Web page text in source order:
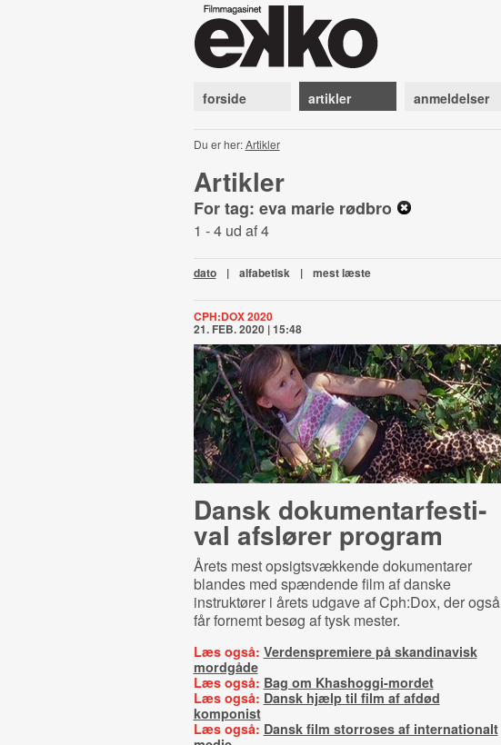
forside artikler anmeldelser
Du er her:Artikler
Artikler
For tag: eva marie rødbro
1 - 4 ud af 4
dato | alfabetisk | mest læste
CPH:DOX 2020
21. FEB. 2020 | 15:48
Dansk do­ku­men­tar­festi­
val afslører program
Årets mest opsigtsvækkende dokumentarer
blandes med spændende film af danske
instruktører i årets udgave af Cph:Dox, der også
får fornemt besøg af tysk mester.
Læs også: Verdenspremiere på skandinavisk
mordgåde
Læs også: Bag om Khashoggi-mordet
Læs også: Dansk hjælp til film af afdød
komponist
Læs også: Dansk film storroses af internationalt